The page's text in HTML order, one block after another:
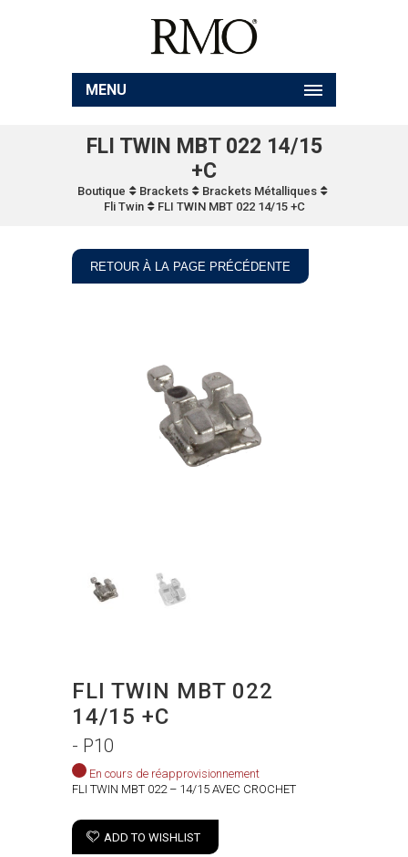
MENU
FLI TWIN MBT 022 14/15
+C
Boutique Brackets
Brackets Métalliques
Fli Twin
FLI TWIN MBT 022 14/15 +C
RETOUR À LA PAGE PRÉCÉDENTE
FLI TWIN MBT 022
14/15 +C
- P10
En cours de réapprovisionnement
FLI TWIN MBT 022 – 14/15 AVEC CROCHET
ADD TO WISHLIST